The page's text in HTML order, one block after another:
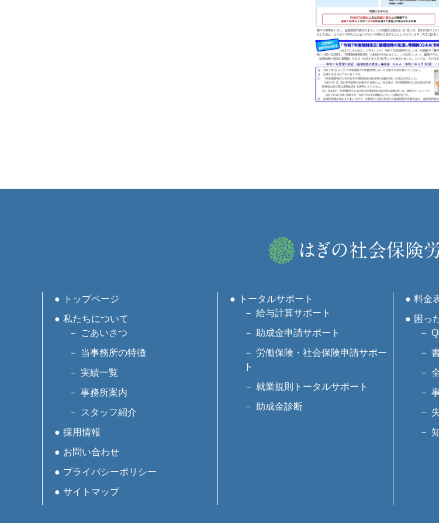
トップページ
私たちについて
ごあいさつ
当事務所の特徴
実績一覧
事務所案内
スタッフ紹介
採用情報
お問い合わせ
プライバシーポリシー
サイトマップ
トータルサポート
給与計算サポート
助成金申請サポート
労働保険・社会保険申請サポー
ト
就業規則トータルサポート
助成金診断
料金
困っ